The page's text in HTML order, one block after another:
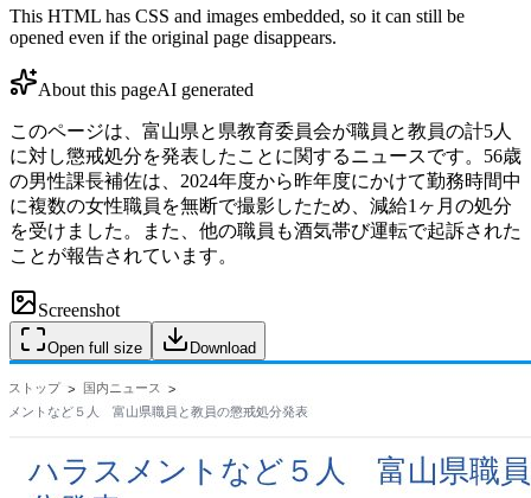
This HTML has CSS and images embedded, so it can still be
opened even if the original page disappears.
About this pageAI generated
このページは、富山県と県教育委員会が職員と教員の計5人
に対し懲戒処分を発表したことに関するニュースです。56歳
の男性課長補佐は、2024年度から昨年度にかけて勤務時間中
に複数の女性職員を無断で撮影したため、減給1ヶ月の処分
を受けました。また、他の職員も酒気帯び運転で起訴された
ことが報告されています。
Screenshot
Open full size Download